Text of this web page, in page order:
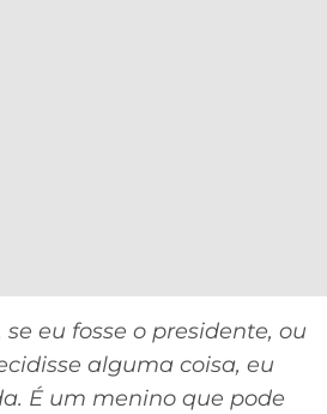
eu fosse o presidente, ou
alguma coisa, eu
É um menino que pode